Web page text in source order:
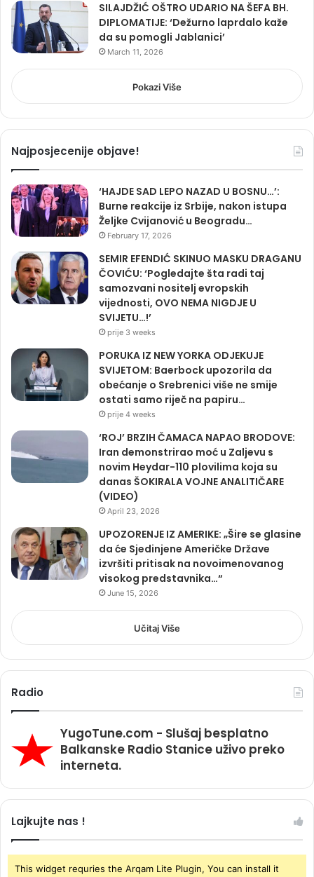
SILAJDŽIĆ OŠTRO UDARIO NA ŠEFA BH.
DIPLOMATIJE: ‘Dežurno laprdalo kaže
da su pomogli Jablanici’
March 11, 2026
Pokazi Više
Najposjecenije objave!
‘HAJDE SAD LEPO NAZAD U BOSNU…’:
Burne reakcije iz Srbije, nakon istupa
Željke Cvijanović u Beogradu…
February 17, 2026
SEMIR EFENDIĆ SKINUO MASKU DRAGANU
ČOVIĆU: ‘Pogledajte šta radi taj
samozvani nositelj evropskih
vijednosti, OVO NEMA NIGDJE U
SVIJETU…!’
prije 3 weeks
PORUKA IZ NEW YORKA ODJEKUJE
SVIJETOM: Baerbock upozorila da
obećanje o Srebrenici više ne smije
ostati samo riječ na papiru…
prije 4 weeks
‘ROJ’ BRZIH ČAMACA NAPAO BRODOVE:
Iran demonstrirao moć u Zaljevu s
novim Heydar-110 plovilima koja su
danas ŠOKIRALA VOJNE ANALITIČARE
(VIDEO)
April 23, 2026
UPOZORENJE IZ AMERIKE: „Šire se glasine
da će Sjedinjene Američke Države
izvršiti pritisak na novoimenovanog
visokog predstavnika…“
June 15, 2026
Učitaj Više
Radio
YugoTune.com - Slušaj besplatno
Balkanske Radio Stanice uživo preko
interneta.
Lajkujte nas !
This widget requries the Arqam Lite Plugin, You can install it